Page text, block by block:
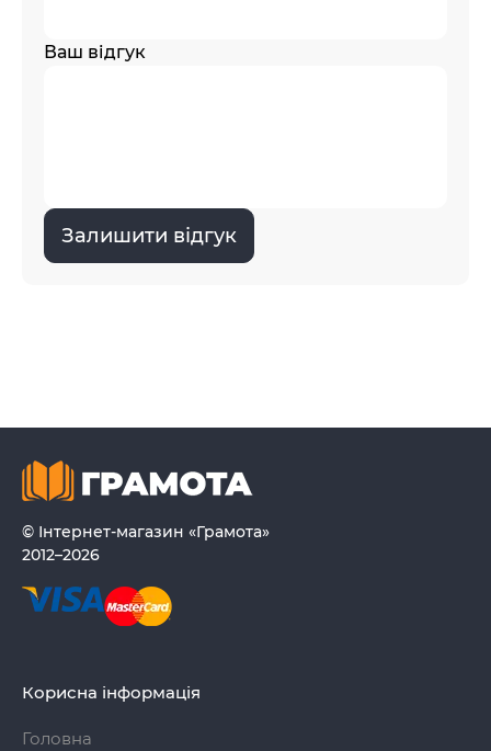
Ваш відгук
Залишити відгук
© Інтернет-магазин «Грамота»
2012–2026
Корисна інформація
Головна